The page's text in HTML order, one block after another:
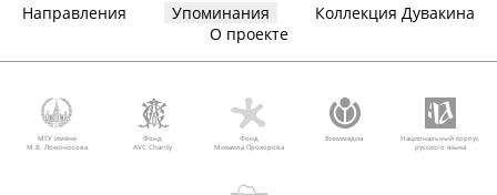
Направления Упоминания
Коллекция Дувакина
О проекте
МГУ имени
М.В. Ломоносова
Фонд
AVC Charity
Фонд
Михаила Прохорова
Викимедиа
Национальный корпус
русского языка